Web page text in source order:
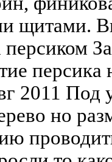
щитами.
2011 Под
но